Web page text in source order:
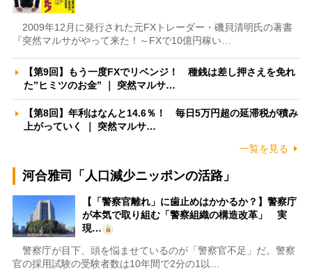
2009年12月に発行された元FXトレーダー・磯貝清明氏の著書
『突然マルサがやって来た！～FXで10億円稼い…
【第9回】もう一度FXでリベンジ！ 種銭は差し押さえを免れ
た”ヒミツのお金” ｜ 突然マルサ…
【第8回】年利はなんと14.6％！ 毎日5万円超の延滞税が積み
上がっていく ｜ 突然マルサ…
一覧を見る
河合雅司「人口減少ニッポンの活路」
【「警察官離れ」に歯止めはかかるか？】警察庁
が本気で取り組む「警察組織の構造改革」 実
現…
警察庁が目下、頭を悩ませているのが「警察官不足」だ。警察
官の採用試験の受験者数は10年間で2分の1以…